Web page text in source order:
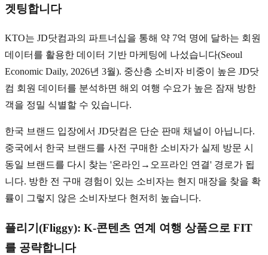
겟팅합니다
KTO는 JD닷컴과의 파트너십을 통해 약 7억 명에 달하는 회원
데이터를 활용한 데이터 기반 마케팅에 나섰습니다(Seoul
Economic Daily, 2026년 3월). 중산층 소비자 비중이 높은 JD닷
컴 회원 데이터를 분석하면 해외 여행 수요가 높은 잠재 방한
객을 정밀 식별할 수 있습니다.
한국 브랜드 입장에서 JD닷컴은 단순 판매 채널이 아닙니다.
중국에서 한국 브랜드를 사전 구매한 소비자가 실제 방문 시
동일 브랜드를 다시 찾는 '온라인→오프라인 연결' 경로가 됩
니다. 방한 전 구매 경험이 있는 소비자는 현지 매장을 찾을 확
률이 그렇지 않은 소비자보다 현저히 높습니다.
플리기(Fliggy): K-콘텐츠 연계 여행 상품으로 FIT
를 공략합니다